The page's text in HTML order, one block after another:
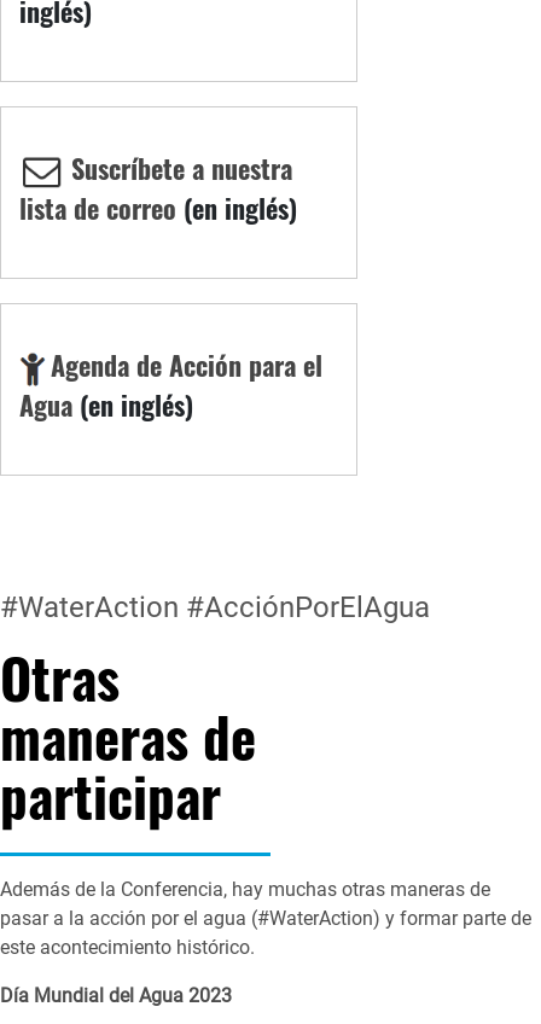
inglés)
Suscríbete a nuestra
lista de correo (en inglés)
Agenda de Acción para el
Agua (en inglés)
#WaterAction #AcciónPorElAgua
Otras
maneras de
participar
Además de la Conferencia, hay muchas otras maneras de
pasar a la acción por el agua (#WaterAction) y formar parte de
este acontecimiento histórico.
Día Mundial del Agua 2023